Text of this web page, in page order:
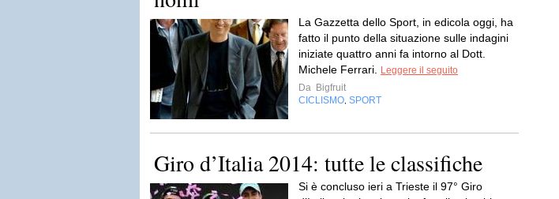
La Gazzetta dello Sport, in edicola oggi, ha
fatto il punto della situazione sulle indagini
iniziate quattro anni fa intorno al Dott.
Michele Ferrari.
Leggere il seguito
Da Bigfruit
CICLISMO SPORT
Giro d’Italia 2014: tutte le classifiche
Si è concluso ieri a Trieste il 97° Giro